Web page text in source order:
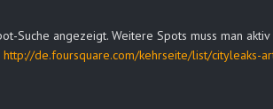
Suche angezeigt. Weitere Spots muss man
http://de.foursquare.com/kehrseite/list/cityleaks-